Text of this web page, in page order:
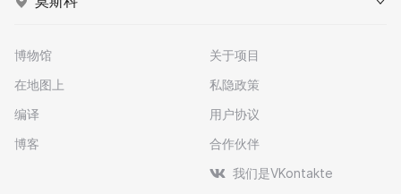
博物馆
在地图上
编译
博客
关于项目
私隐政策
用户协议
合作伙伴
我们是VKontakte